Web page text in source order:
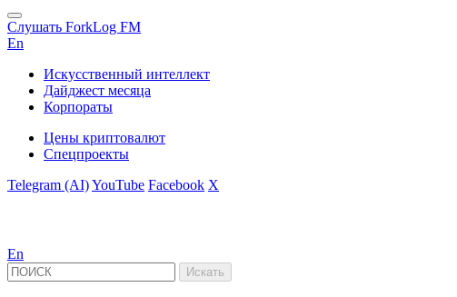
Слушать ForkLog FM
En
Искусственный интеллект
Дайджест месяца
Корпораты
Цены криптовалют
Спецпроекты
Telegram (AI)YouTube Facebook X
En